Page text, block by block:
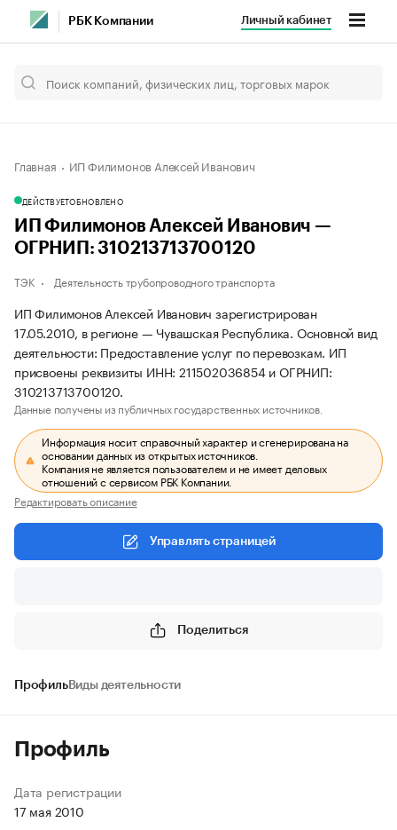
РБК Компании Личный кабинет
Главная ИП Филимонов Алексей Иванович
ДЕЙСТВУЕТОБНОВЛЕНО
ИП Филимонов Алексей Иванович —
ОГРНИП: 310213713700120
ТЭК Деятельность трубопроводного транспорта
ИП Филимонов Алексей Иванович зарегистрирован
17.05.2010, в регионе — Чувашская Республика. Основной вид
деятельности: Предоставление услуг по перевозкам. ИП
присвоены реквизиты ИНН: 211502036854 и ОГРНИП:
310213713700120.
Данные получены из публичных государственных источников.
Информация носит справочный характер и сгенерирована на
основании данных из открытых источников.
Компания не является пользователем и не имеет деловых
отношений с сервисом РБК Компании.
Редактировать описание
Управлять страницей
Поделиться
ПрофильВиды деятельности
Профиль
Дата регистрации
17 мая 2010